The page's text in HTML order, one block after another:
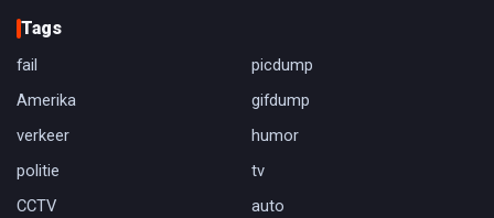
Tags
fail
picdump
Amerika
gifdump
verkeer
humor
politie
tv
CCTV
auto